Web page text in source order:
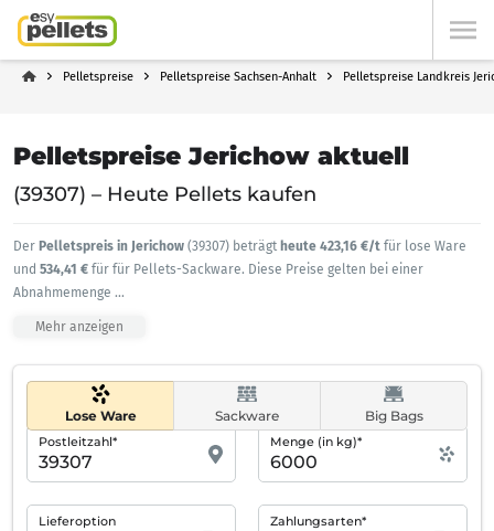
Pelletspreise Pelletspreise Sachsen-Anhalt Pelletspreise Landkreis
Pelletspreise Jerichow aktuell
(39307) – Heute Pellets kaufen
Der Pelletspreis in Jerichow (39307) beträgt heute 423,16 €/t für lose Ware
und 534,41 € für für Pellets-Sackware. Diese Preise gelten bei einer
Abnahmemenge ...
Mehr anzeigen
Lose Ware Sackware Big Bags
Postleitzahl* Menge (in kg)*
Lieferoption Zahlungsarten*